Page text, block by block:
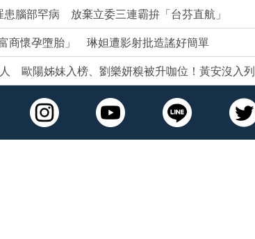
腦部罕病 放棄立委三連霸拚「台芬直航」
商懷孕墮胎」 琳妲遭影射批造謠好簡單
歐陽姊妹入榜、劉樂妍糗被升咖位！黃安沒入列